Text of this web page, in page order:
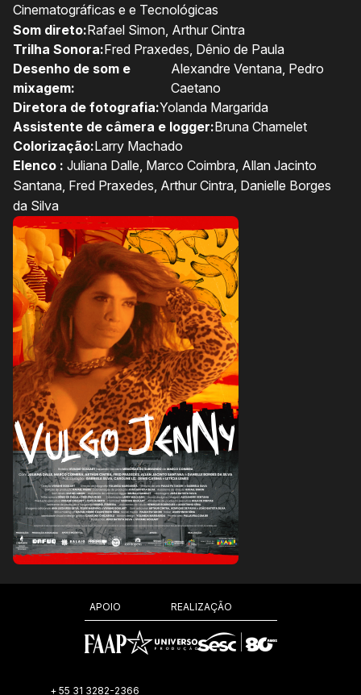
Cinematográficas e e Tecnológicas
Som direto:Rafael Simon, Arthur Cintra
Trilha Sonora:Fred Praxedes, Dênio de Paula
Desenho de som e
mixagem:
Alexandre Ventana, Pedro
Caetano
Diretora de fotografia:Yolanda Margarida
Assistente de câmera e logger:Bruna Chamelet
Colorização:Larry Machado
Elenco : Juliana Dalle, Marco Coimbra, Allan Jacinto
Santana, Fred Praxedes, Arthur Cintra, Danielle Borges
da Silva
APOIO REALIZAÇÃO
+ 55 31 3282-2366